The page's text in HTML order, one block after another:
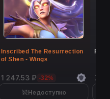
Inscribed The Resurrection
of Shen - Wings
1 247.53 ₽ -32%
Недоступно
7